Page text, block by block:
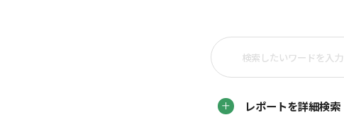
レポートを詳細検索